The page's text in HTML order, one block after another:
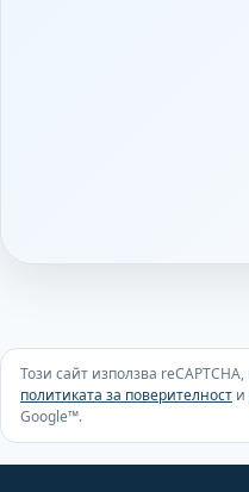
Този сайт използва
политиката за поверителност и
Google™.